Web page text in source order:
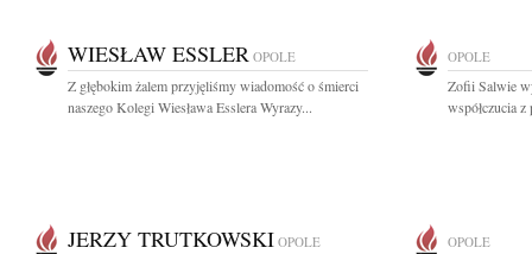
WIESŁAW ESSLER OPOLE
Z głębokim żalem przyjęliśmy wiadomość o śmierci
naszego Kolegi Wiesława Esslera Wyrazy...
OPOLE
Zofii Salwie
współczucia
JERZY TRUTKOWSKI OPOLE OPOLE